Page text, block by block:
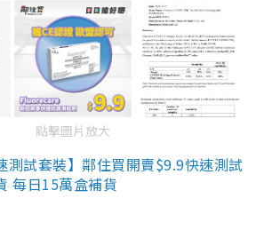
點擊圖片放大
測試套裝】鄰住買開賣$9.9快速測試
每日15萬盒補貨